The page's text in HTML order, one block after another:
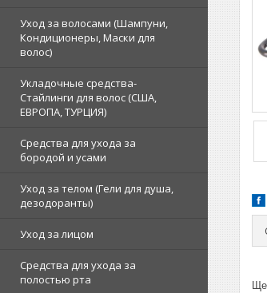
Уход за волосами (Шампуни,
Кондиционеры, Маски для
волос)
Укладочные средства-
Стайлинги для волос (США,
ЕВРОПА, ТУРЦИЯ)
Средства для ухода за
бородой и усами
Уход за телом (Гели для душа,
дезодоранты)
Уход за лицом
Средства для ухода за
полостью рта